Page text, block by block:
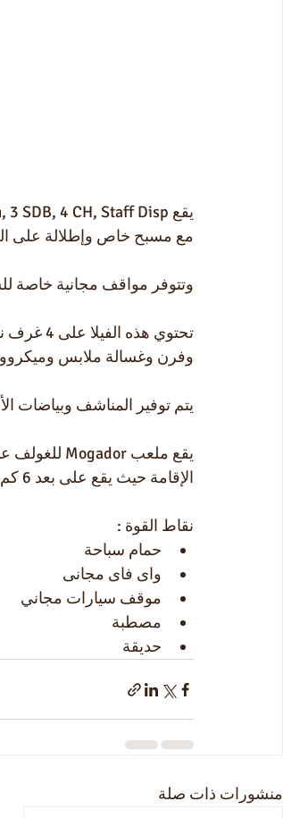
مع مسبح خاص وإطلالة على
وتتوفر مواقف مجانية خاصة
تحتوي
وفرن وغسالة ملابس
يتم توفير المناشف وبياضات
الإقامة حيث يقع على بعد 6 كم منه.
نقاط القوة :
حمام سباحة
واى فاى مجانى
موقف سيارات مجاني
مصطبة
حديقة
منشورات ذات صلة